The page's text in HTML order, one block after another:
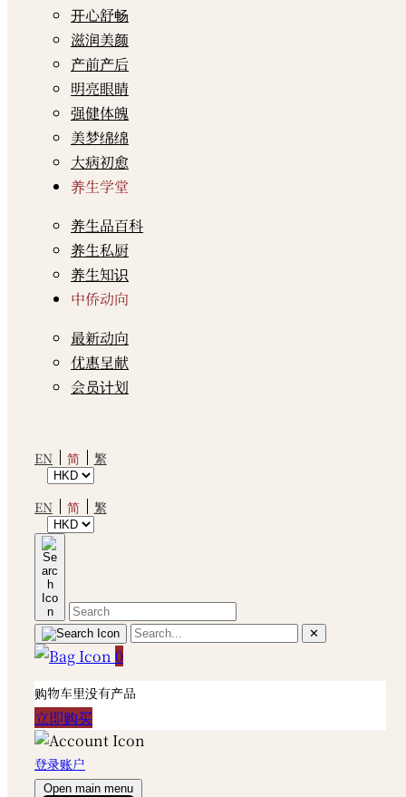
开心舒畅
滋润美颜
产前产后
明亮眼睛
强健体魄
美梦绵绵
大病初愈
养生学堂
养生品百科
养生私厨
养生知识
中侨动向
最新动向
优惠呈献
会员计划
EN 简 繁
EN 简 繁
✕
0
购物车里没有产品
立即购买
登录账户
Open main menu